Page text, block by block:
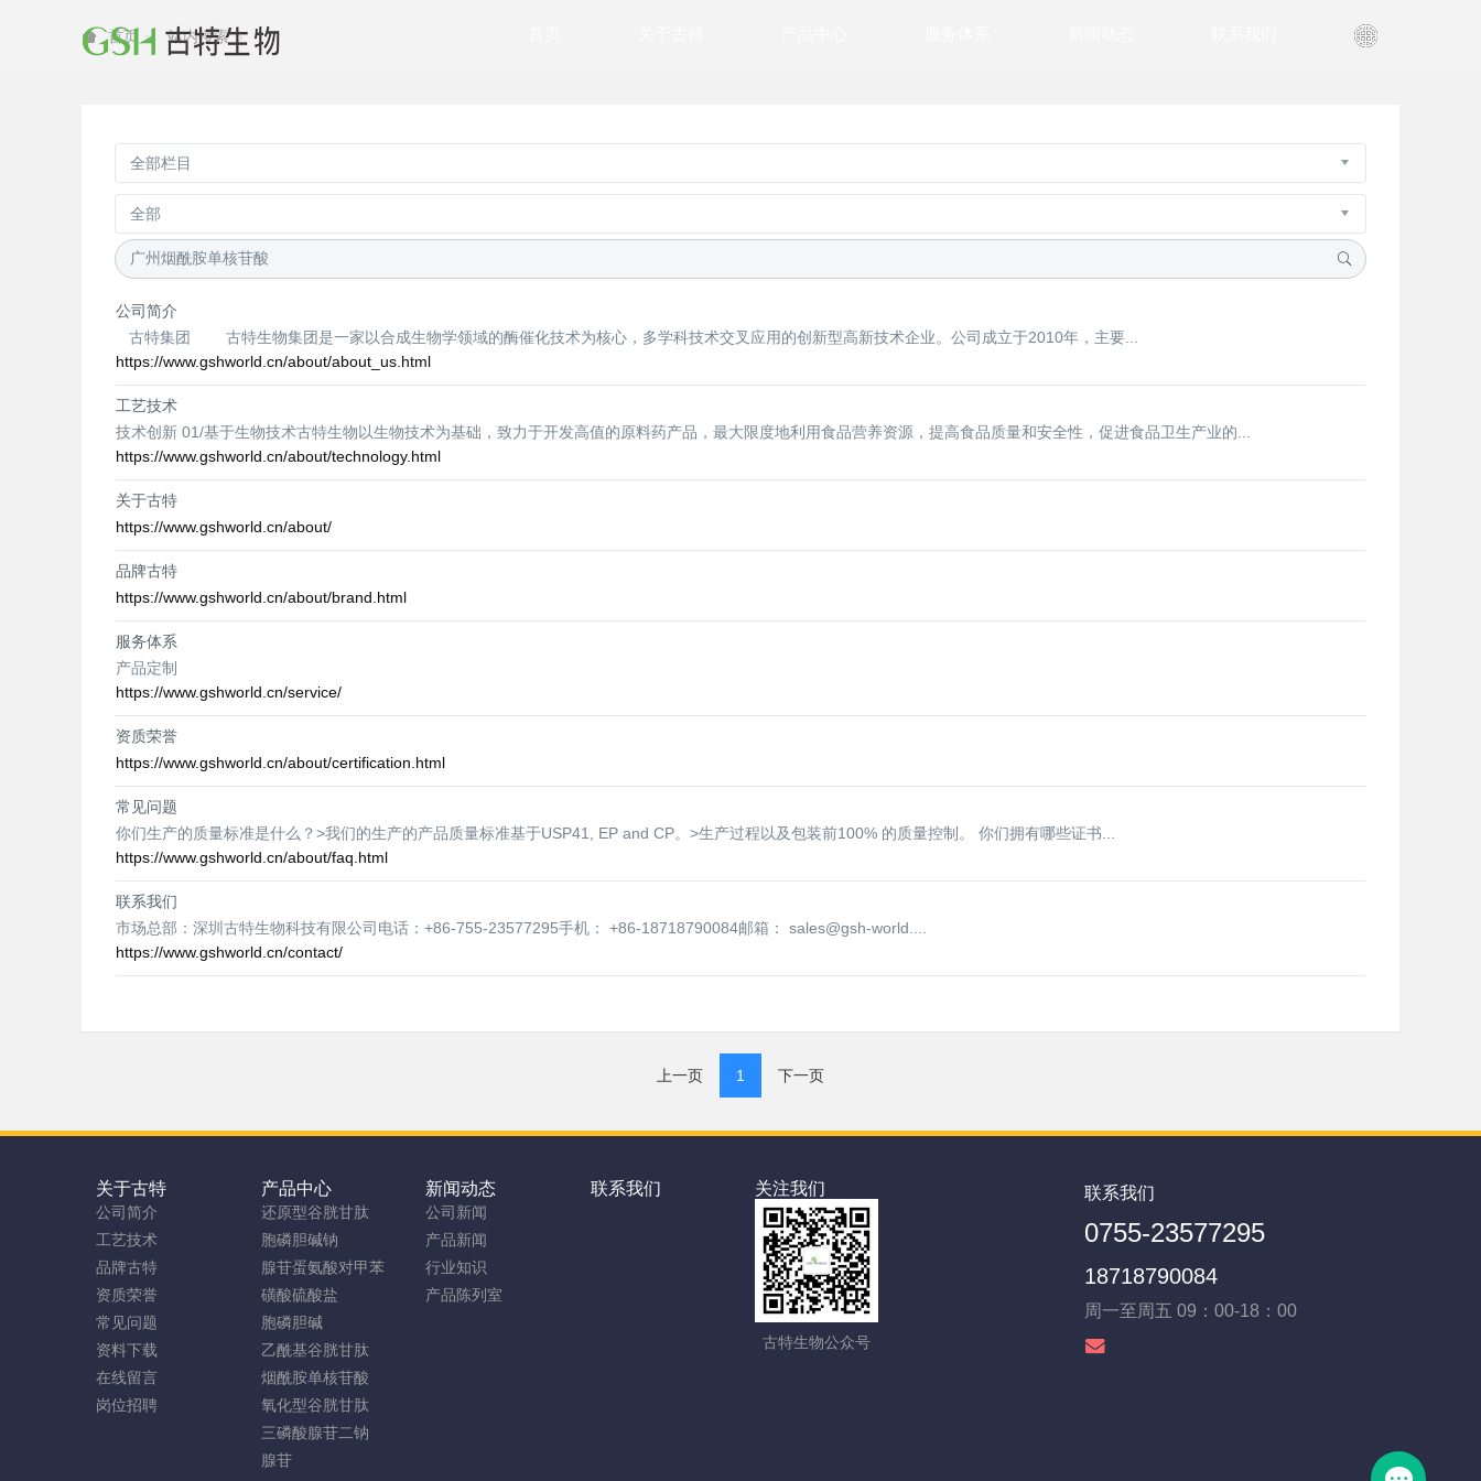
首页 站内搜索
公司简介
古特集团 古特生物集团是一家以合成生物学领域的酶催化技术为核心，多学科技术交叉应用的创新型高新技术企业。公司成立于2010年，主要...
https://www.gshworld.cn/about/about_us.html
工艺技术
技术创新 01/基于生物技术古特生物以生物技术为基础，致力于开发高值的原料药产品，最大限度地利用食品营养资源，提高食品质量和安全性，促进食品卫生产业的...
https://www.gshworld.cn/about/technology.html
关于古特
https://www.gshworld.cn/about/
品牌古特
https://www.gshworld.cn/about/brand.html
服务体系
产品定制
https://www.gshworld.cn/service/
资质荣誉
https://www.gshworld.cn/about/certification.html
常见问题
你们生产的质量标准是什么？>我们的生产的产品质量标准基于USP41, EP and CP。>生产过程以及包装前100% 的质量控制。 你们拥有哪些证书...
https://www.gshworld.cn/about/faq.html
联系我们
市场总部：深圳古特生物科技有限公司电话：+86-755-23577295手机： +86-18718790084邮箱： sales@gsh-world....
https://www.gshworld.cn/contact/
上一页 1 下一页
关于古特
公司简介
工艺技术
品牌古特
资质荣誉
常见问题
资料下载
在线留言
岗位招聘
产品中心
还原型谷胱甘肽
胞磷胆碱钠
腺苷蛋氨酸对甲苯
磺酸硫酸盐
胞磷胆碱
乙酰基谷胱甘肽
烟酰胺单核苷酸
氧化型谷胱甘肽
三磷酸腺苷二钠
腺苷
新闻动态
公司新闻
产品新闻
行业知识
产品陈列室
联系我们 关注我们
古特生物公众号
联系我们
0755-23577295
18718790084
周一至周五 09：00-18：00